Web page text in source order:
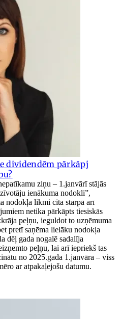
dividendēm pārkāpj
ziņu – 1.janvārī stājās
ienākuma nodokli”,
nodokļa likmi cita starpā arī
netika pārkāpts tiesiskās
peļņu, ieguldot to uzņēmuma
pretī saņēma lielāku nodokļa
dēļ gada nogalē sadalīja
peļņu, lai arī iepriekš tas
no 2025.gada 1.janvāra – viss
ar atpakaļejošu datumu.